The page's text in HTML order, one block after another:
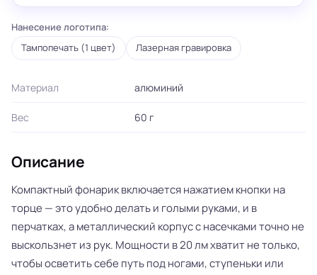
Нанесение логотипа:
Тампопечать (1 цвет) Лазерная гравировка
Материал алюминий
Вес 60 г
Описание
Компактный фонарик включается нажатием кнопки на
торце — это удобно делать и голыми руками, и в
перчатках, а металлический корпус с насечками точно не
выскользнет из рук. Мощности в 20 лм хватит не только,
чтобы осветить себе путь под ногами, ступеньки или